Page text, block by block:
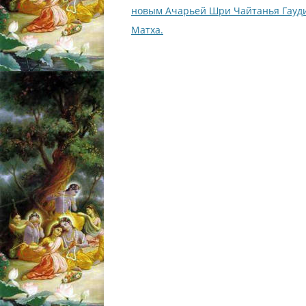
записям
новым Ачарьей Шри Чайтанья
Матха.